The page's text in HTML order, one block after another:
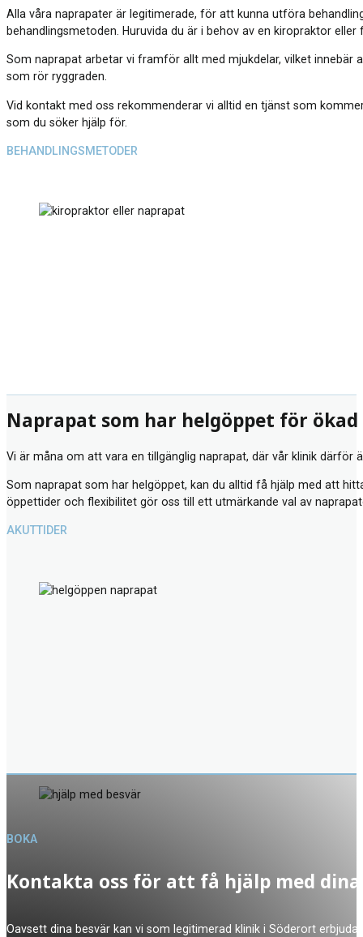
Alla våra naprapater är legitimerade, för att kunna utföra
behandlingsmetoden. Huruvida du är i behov av en kiropraktor
Som naprapat arbetar vi framför allt med mjukdelar, vilket
som rör ryggraden.
Vid kontakt med oss rekommenderar vi alltid en tjänst som
som du söker hjälp för.
BEHANDLINGSMETODER
Naprapat som har helgöppet för
Vi är måna om att vara en tillgänglig naprapat, där vår klinik därför
Som naprapat som har helgöppet, kan du alltid få hjälp med att
öppettider och flexibilitet gör oss till ett utmärkande val av
AKUTTIDER
Kontakta oss för att få hjälp med
Oavsett dina besvär kan vi som legitimerad klinik i Söderort
BOKA